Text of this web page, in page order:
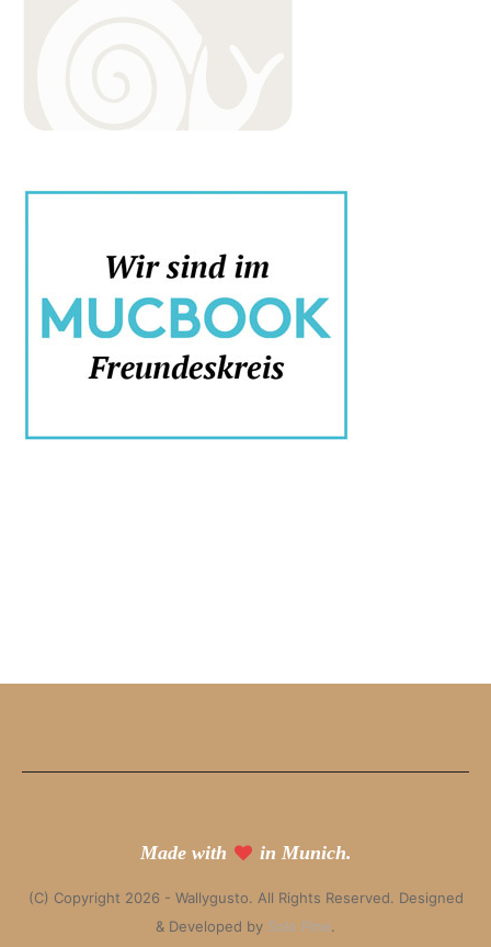
Made with in Munich.
(C) Copyright 2026 - Wallygusto. All Rights Reserved. Designed
& Developed by Solo Pine.